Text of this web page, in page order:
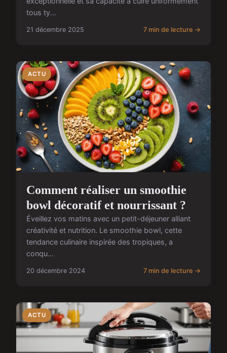
tous ty...
21 décembre 2025 7 min de lecture →
ACTU
Comment réaliser un smoothie
bowl décoratif et nourrissant ?
Éveillez vos matins avec un petit-déjeuner alliant
créativité et nutrition. Le smoothie bowl, cette
tendance culinaire inspirée des tropiques, a
conqu...
20 décembre 2024 7 min de lecture →
ACTU